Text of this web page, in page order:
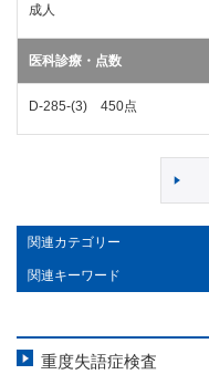
成人
医科診療・点数
D-285-(3) 450点
関連カテゴリー
関連キーワード
重度失語症検査